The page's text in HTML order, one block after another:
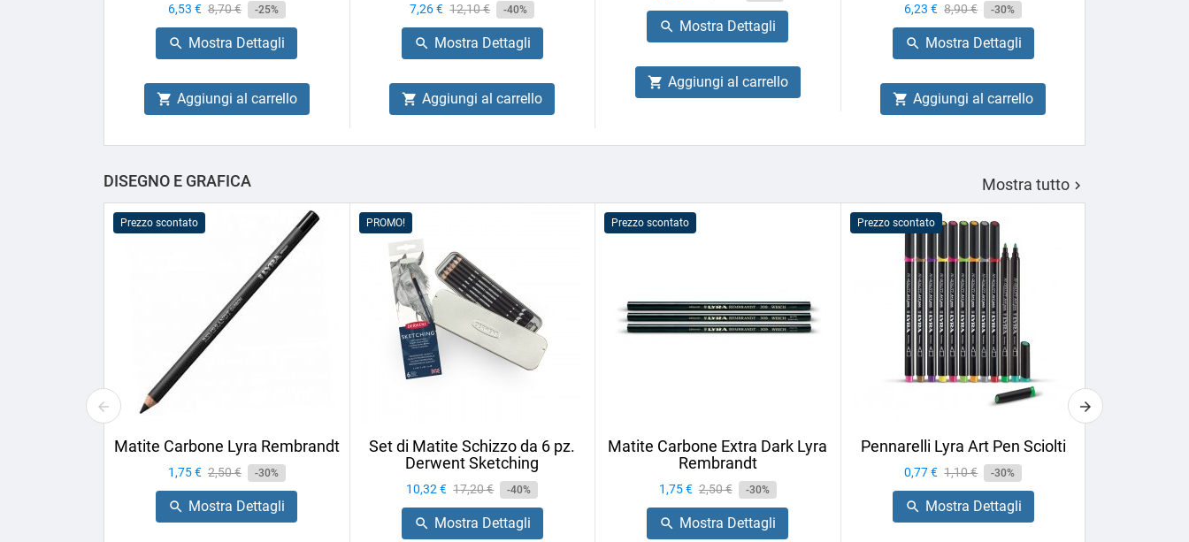
Prezzo
6,53 € Prezzo
base
8,70 € -25%
 Mostra Dettagli
 Aggiungi al carrello
Prezzo
7,26 € Prezzo
base
12,10 € -40%
 Mostra Dettagli
 Aggiungi al carrello
base
 Mostra Dettagli
 Aggiungi al carrello
Prezzo
6,23 € Prezzo
base
8,90 € -30%
 Mostra Dettagli
 Aggiungi al carrello
DISEGNO E GRAFICA Mostra tutto 
Prezzo scontato
Matite Carbone Lyra Rembrandt
Prezzo
1,75 € Prezzo
base
2,50 € -30%
 Mostra Dettagli
PROMO!
Set di Matite Schizzo da 6 pz.
Derwent Sketching
Prezzo
10,32 € Prezzo
base
17,20 € -40%
 Mostra Dettagli
Prezzo scontato
Matite Carbone Extra Dark Lyra
Rembrandt
Prezzo
1,75 € Prezzo
base
2,50 € -30%
 Mostra Dettagli
Prezzo scontato
Pennarelli Lyra Art Pen Sciolti
Prezzo
0,77 € Prezzo
base
1,10 € -30%
 Mostra Dettagli